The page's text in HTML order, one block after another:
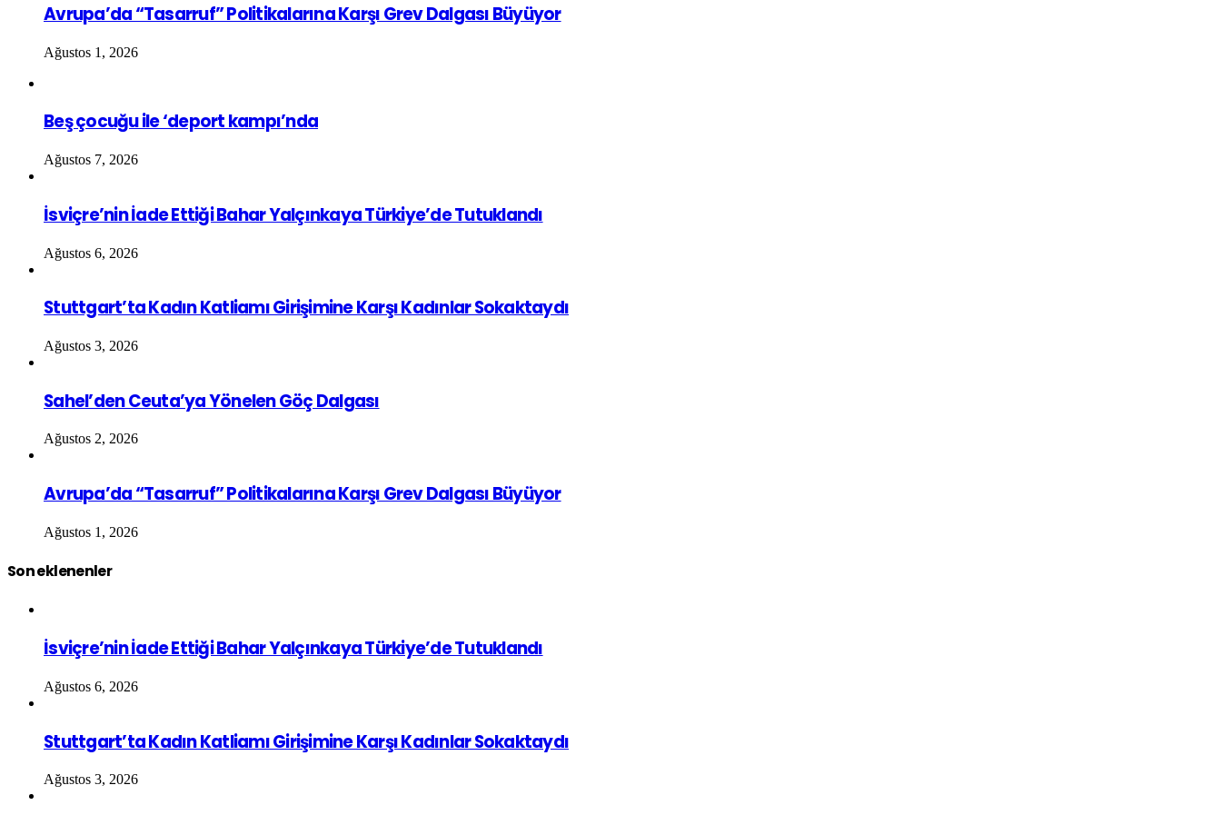
Avrupa’da “Tasarruf” Politikalarına Karşı Grev Dalgası Büyüyor
Ağustos 1, 2026
Beş çocuğu ile ‘deport kampı’nda
Ağustos 7, 2026
İsviçre’nin İade Ettiği Bahar Yalçınkaya Türkiye’de Tutuklandı
Ağustos 6, 2026
Stuttgart’ta Kadın Katliamı Girişimine Karşı Kadınlar Sokaktaydı
Ağustos 3, 2026
Sahel’den Ceuta’ya Yönelen Göç Dalgası
Ağustos 2, 2026
Avrupa’da “Tasarruf” Politikalarına Karşı Grev Dalgası Büyüyor
Ağustos 1, 2026
Son eklenenler
İsviçre’nin İade Ettiği Bahar Yalçınkaya Türkiye’de Tutuklandı
Ağustos 6, 2026
Stuttgart’ta Kadın Katliamı Girişimine Karşı Kadınlar Sokaktaydı
Ağustos 3, 2026